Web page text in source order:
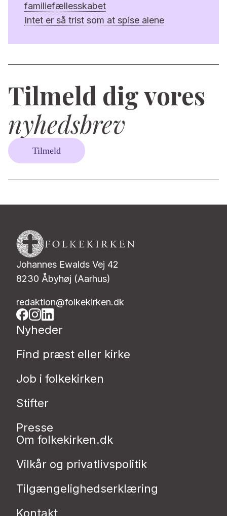
familiefællesskabet
Intet er så trist som at spise alene
Tilmeld dig vores
nyhedsbrev
Tilmeld
Johannes Ewalds Vej 42
8230 Åbyhøj (Aarhus)
redaktion@folkekirken.dk
Nyheder
Find præst eller kirke
Job i folkekirken
Stifter
Presse
Om folkekirken.dk
Vilkår og privatlivspolitik
Tilgængelighedserklæring
Kontakt